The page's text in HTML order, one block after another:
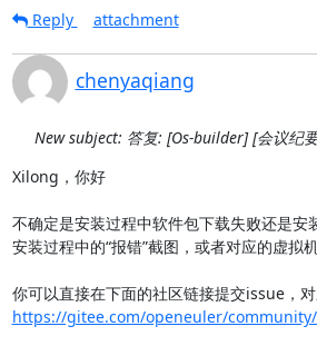
Reply
attachment
chenyaqiang
New subject: 答复: [Os-builder] [会议纪
Xilong，你好
不确定是安装过程中软件包下载失败还是
安装过程中的“报错”截图，或者对应的虚
https://gitee.com/openeuler/